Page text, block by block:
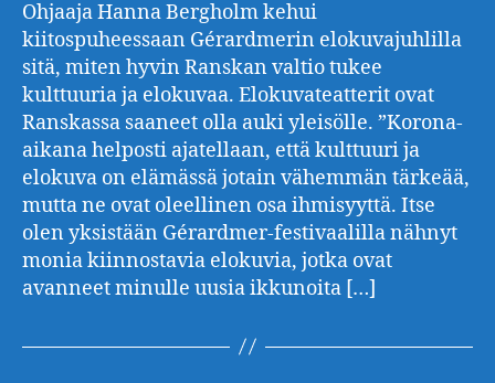
Ohjaaja Hanna Bergholm kehui
kiitospuheessaan Gérardmerin elokuvajuhlilla
sitä, miten hyvin Ranskan valtio tukee
kulttuuria ja elokuvaa. Elokuvateatterit ovat
Ranskassa saaneet olla auki yleisölle. ”Korona-
aikana helposti ajatellaan, että kulttuuri ja
elokuva on elämässä jotain vähemmän tärkeää,
mutta ne ovat oleellinen osa ihmisyyttä. Itse
olen yksistään Gérardmer-festivaalilla nähnyt
monia kiinnostavia elokuvia, jotka ovat
avanneet minulle uusia ikkunoita […]